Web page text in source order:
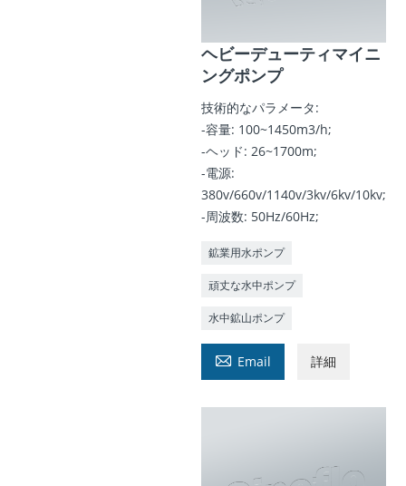
ヘビーデューティマイニ
ングポンプ
技術的なパラメータ:
-容量: 100~1450m3/h;
-ヘッド: 26~1700m;
-電源:
380v/660v/1140v/3kv/6kv/10kv;
-周波数: 50Hz/60Hz;
鉱業用水ポンプ
頑丈な水中ポンプ
水中鉱山ポンプ
 Email 詳細